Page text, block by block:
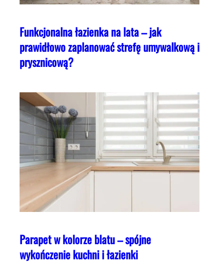
Funkcjonalna łazienka na lata – jak
prawidłowo zaplanować strefę umywalkową i
prysznicową?
Parapet w kolorze blatu – spójne
wykończenie kuchni i łazienki